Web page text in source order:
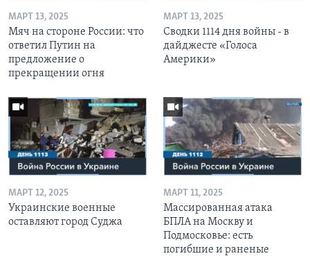
МАРТ 13, 2025
Мяч на стороне России: что
ответил Путин на
предложение о
прекращении огня
МАРТ 13, 2025
Сводки 1114 дня войны - в
дайджесте «Голоса
Америки»
МАРТ 12, 2025
Украинские военные
оставляют город Суджа
МАРТ 11, 2025
Массированная атака
БПЛА на Москву и
Подмосковье: есть
погибшие и раненые